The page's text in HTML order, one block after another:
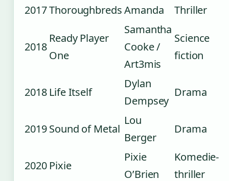
2017ThoroughbredsAmanda Thriller
2018
Ready Player
One
Samantha
Cooke /
Art3mis
Science
fiction
2018 Life Itself
Dylan
Dempsey
Drama
2019Sound of Metal
Lou
Berger
Drama
2020 Pixie
Pixie
O’Brien
Komedie-
thriller